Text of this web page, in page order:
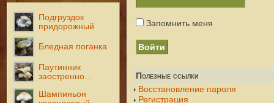
Подгруздок
придорожный
Бледная поганка
Паутинник
заостренно...
Шампиньон
Запомнить меня
Полезные ссылки
Восстановление пароля
Регистрация